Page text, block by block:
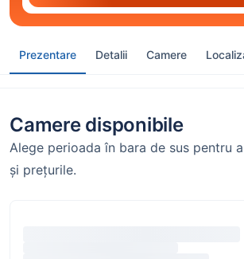
Prezentare Detalii Camere
Camere disponibile
Alege perioada în bara de sus pentru
și prețurile.